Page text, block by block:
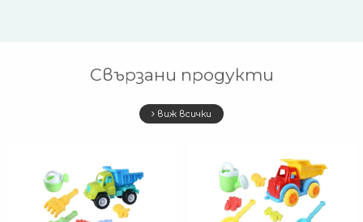
Свързани продукти
виж всички